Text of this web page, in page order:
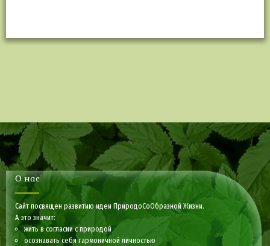
О нас
Сайт посвящен развитию идеи ПриродоСоОбразной Жизни.
А это значит:
жить в согласии с природой
осознавать себя гармоничной личностью